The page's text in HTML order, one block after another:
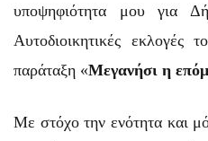
υποψηφιότητα μου για
Αυτοδιοικητικές
παράταξη «Μεγανήσι η
Με στόχο την ενότητα και